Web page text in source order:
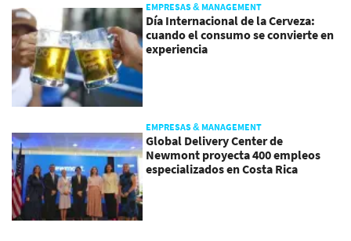
EMPRESAS & MANAGEMENT
Día Internacional de la Cerveza:
cuando el consumo se convierte en
experiencia
EMPRESAS & MANAGEMENT
Global Delivery Center de
Newmont proyecta 400 empleos
especializados en Costa Rica